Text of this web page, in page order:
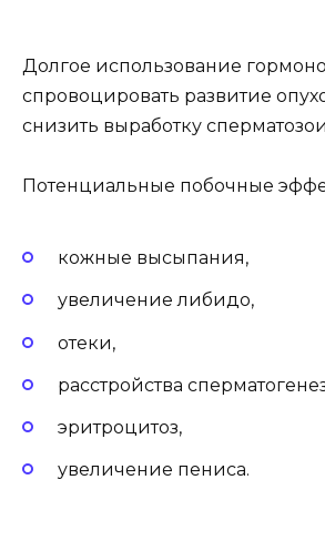
Долгое использование
спровоцировать развитие
снизить выработку
Потенциальные побочные
кожные высыпания,
увеличение либидо,
отеки,
расстройства
эритроцитоз,
увеличение пениса.